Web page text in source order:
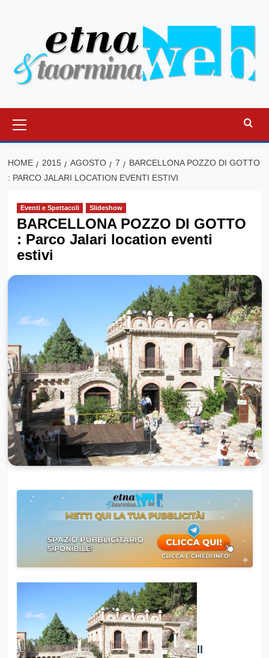
principale
HOME 2015 AGOSTO 7
BARCELLONA POZZO DI GOTTO
: PARCO JALARI LOCATION EVENTI ESTIVI
Eventi e Spettacoli Slideshow
BARCELLONA POZZO DI GOTTO
: Parco Jalari location eventi
estivi
Il